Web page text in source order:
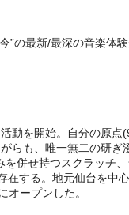
”の最新/最深の音楽体
を開始。自分の原
も、唯一無二の研
併せ持つスクラッチ
する。地元仙台を
ープンした。